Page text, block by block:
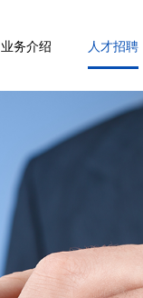
业务介绍 人才招聘